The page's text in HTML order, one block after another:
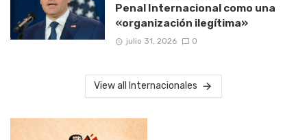
Penal Internacional como una
«organización ilegítima»
julio 31, 2026 0
View all Internacionales